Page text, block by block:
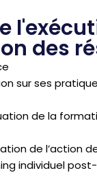
des
sur ses
de la
de l’action
individuel